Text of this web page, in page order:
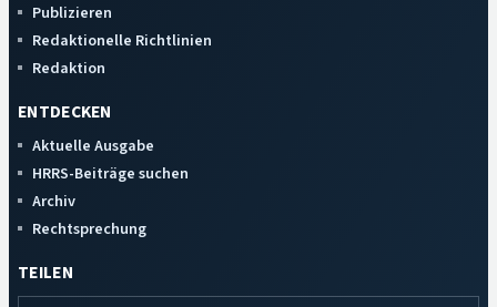
Publizieren
Redaktionelle Richtlinien
Redaktion
ENTDECKEN
Aktuelle Ausgabe
HRRS-Beiträge suchen
Archiv
Rechtsprechung
TEILEN